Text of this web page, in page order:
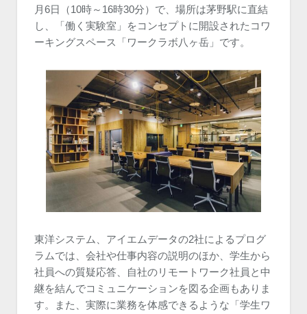
月6日（10時～16時30分）で、場所は茅野駅に直結
し、「働く実験室」をコンセプトに開設されたコワ
ーキングスペース「ワークラボ八ヶ岳」です。
東洋システム、アイエムデータの2社によるプログ
ラムでは、会社や仕事内容の説明のほか、学生から
社員への質疑応答、自社のリモートワーク社員と中
継を結んでコミュニケーションを図る企画もありま
す。また、実際に業務を体感できるような「学生ワ